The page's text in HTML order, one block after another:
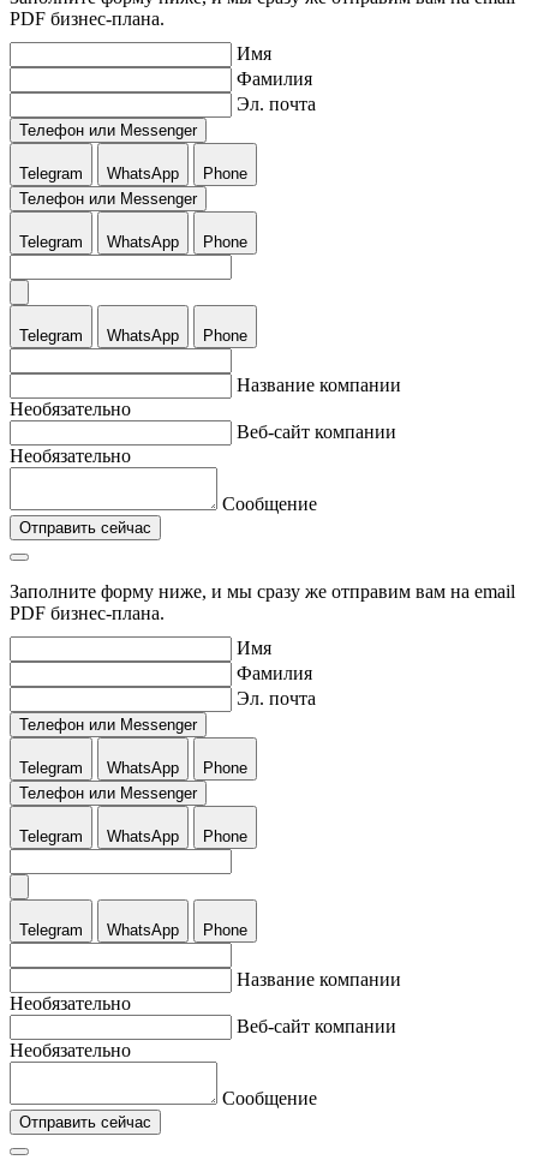
PDF бизнес-плана.
Имя
Фамилия
Эл. почта
Телефон или Messenger
Telegram WhatsApp
Phone
Телефон или Messenger
Telegram WhatsApp Phone
Telegram WhatsApp Phone
Название компании
Необязательно
Веб-сайт компании
Необязательно
Сообщение
Отправить сейчас
Заполните форму ниже, и мы сразу же отправим вам на email
PDF бизнес-плана.
Имя
Фамилия
Эл. почта
Телефон или Messenger
Telegram WhatsApp
Phone
Телефон или Messenger
Telegram WhatsApp Phone
Telegram WhatsApp Phone
Название компании
Необязательно
Веб-сайт компании
Необязательно
Сообщение
Отправить сейчас